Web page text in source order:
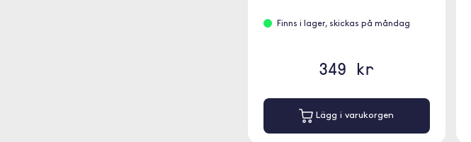
Finns i lager, skickas på måndag
349 kr
Lägg i varukorgen